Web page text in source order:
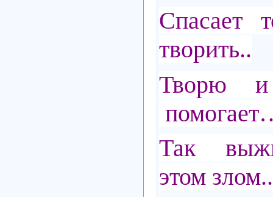
Спасает
творить..
Творю
Так
этом злом..